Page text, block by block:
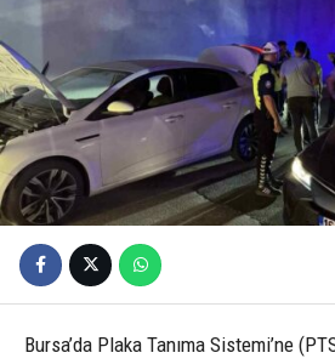
Bursa’da Plaka Tanıma Sistemi’ne